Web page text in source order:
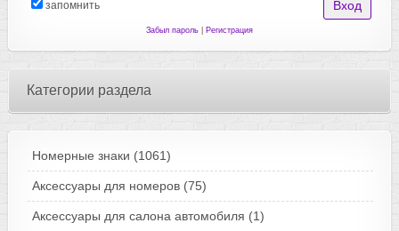
запомнить
Забыл пароль| Регистрация
Категории раздела
Номерные знаки (1061)
Аксессуары для номеров (75)
Аксессуары для салона автомобиля (1)